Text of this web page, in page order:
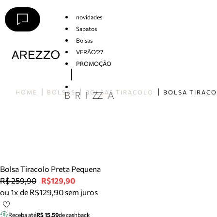
novidades
Sapatos
Bolsas
VERÃO'27
PROMOÇÃO
HOME BOLSAS BOLSAS TIRACOLO
Bolsa Tiracolo Preta Pequena
R$ 259,90 R$129,90
ou 1x de R$129,90 sem juros
Receba atéR$ 15,59de cashback